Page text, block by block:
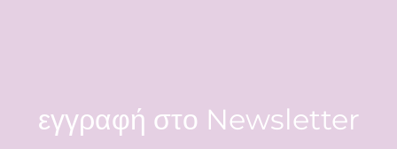
εγγραφή στο Newsletter